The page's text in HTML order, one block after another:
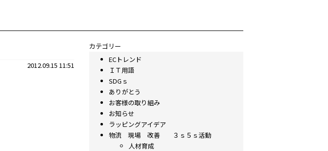
2012.09.15 11:51
カテゴリー
ECトレンド
ＩＴ用語
SDGｓ
ありがとう
お客様の取り組み
お知らせ
ラッピングアイデア
物流 現場 改善 ３ｓ５ｓ活動
人材育成